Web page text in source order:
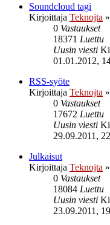
Soundcloud tagi
Kirjoittaja Teknojta »
0 Vastaukset
18371 Luettu
Uusin viesti
01.01.2012,
RSS-syöte
Kirjoittaja Teknojta »
0 Vastaukset
17672 Luettu
Uusin viesti
29.09.2011,
Julkaisut
Kirjoittaja Teknojta »
0 Vastaukset
18084 Luettu
Uusin viesti
23.09.2011,